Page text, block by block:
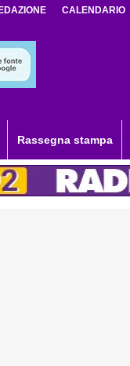
CALENDARIO
Rassegna stampa